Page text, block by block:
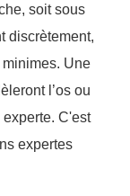
soit sous
discrètement,
Une
l’os ou
C'est
expertes